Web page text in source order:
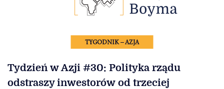
TYGODNIK – AZJA
Tydzień w Azji #30: Polityka rządu
odstraszy inwestorów od trzeciej